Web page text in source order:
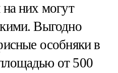
на них могут
Выгодно
особняки в
от 500